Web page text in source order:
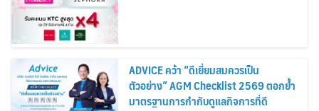
ADVICE คว้า “ดีเยี่ยมสมควรเป็น
ตัวอย่าง” AGM Checklist 2569 ตอกย้ำ
มาตรฐานการกำกับดูแลกิจการที่ดี